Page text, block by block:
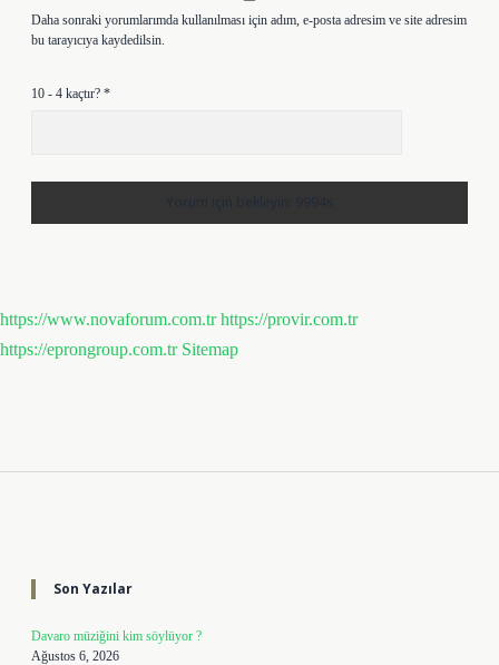
Daha sonraki yorumlarımda kullanılması için adım, e-posta adresim ve site adresim
bu tarayıcıya kaydedilsin.
10 - 4 kaçtır? *
https://www.novaforum.com.tr https://provir.com.tr
https://eprongroup.com.tr Sitemap
Son Yazılar
Davaro müziğini kim söylüyor ?
Ağustos 6, 2026